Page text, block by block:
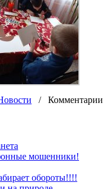
/ Комментарии
мошенники!
обороты!!!!